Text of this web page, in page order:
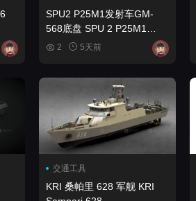
SPU2 P25M1发射车GM-
568底盘 SPU 2 P25M1
launcher on the GM-568
2 5天前
交通工具
KRI 桑帕里 628 军舰 KRI